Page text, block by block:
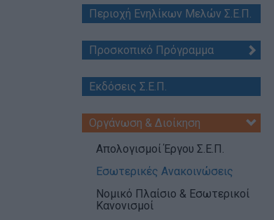
Περιοχή Ενηλίκων Μελών Σ.Ε.Π.
Προσκοπικό Πρόγραμμα
Εκδόσεις Σ.Ε.Π.
Οργάνωση & Διοίκηση
Απολογισμοί Έργου Σ.Ε.Π.
Εσωτερικές Ανακοινώσεις
Νομικό Πλαίσιο & Εσωτερικοί
Κανονισμοί